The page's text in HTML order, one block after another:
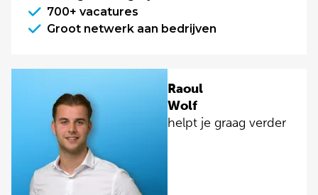
700+ vacatures
Groot netwerk aan bedrijven
Raoul
Wolf
helpt je graag verder